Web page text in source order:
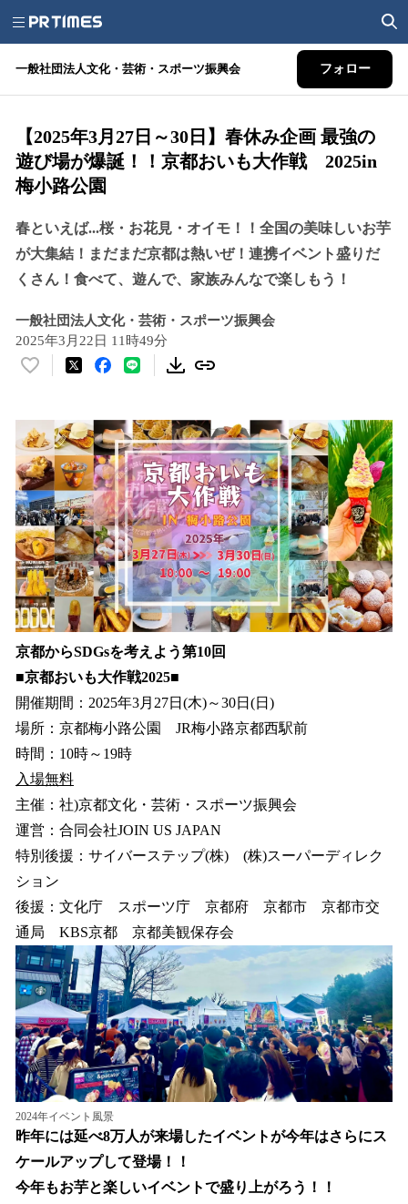
一般社団法人文化・芸術・スポーツ振興会 フォロー
【2025年3月27日～30日】春休み企画 最強の
遊び場が爆誕！！京都おいも大作戦 2025in
梅小路公園
春といえば...桜・お花見・オイモ！！全国の美味しいお芋
が大集結！まだまだ京都は熱いぜ！連携イベント盛りだ
くさん！食べて、遊んで、家族みんなで楽しもう！
一般社団法人文化・芸術・スポーツ振興会
2025年3月22日 11時49分
い
！
数
を
読
み
込
み
中
で
す
京都からSDGsを考えよう第10回
■京都おいも大作戦2025■
開催期間：2025年3月27日(木)～30日(日)
場所：京都梅小路公園 JR梅小路京都西駅前
時間：10時～19時
入場無料
主催：社)京都文化・芸術・スポーツ振興会
運営：合同会社JOIN US JAPAN
特別後援：サイバーステップ(株) (株)スーパーディレク
ション
後援：文化庁 スポーツ庁 京都府 京都市 京都市交
通局 KBS京都 京都美観保存会
2024年イベント風景
昨年には延べ8万人が来場したイベントが今年はさらにス
ケールアップして登場！！
今年もお芋と楽しいイベントで盛り上がろう！！